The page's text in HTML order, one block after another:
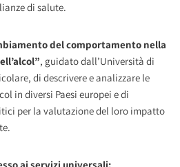
di salute.
del comportamento nella
, guidato dall’Università di
di descrivere e analizzare le
in diversi Paesi europei e di
per la valutazione del loro impatto